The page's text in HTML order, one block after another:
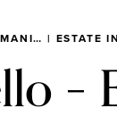
| ESTATE
–